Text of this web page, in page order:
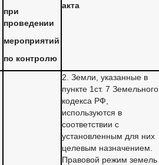
при
проведении
мероприятий
по контролю
акта
2. Земли, указанные в
пункте 1ст. 7 Земельного
кодекса РФ,
используются в
соответствии с
установленным для них
целевым назначением.
Правовой режим земель